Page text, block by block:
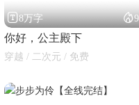
8万字 
你好，公主殿下
穿越 / 二次元 / 免费